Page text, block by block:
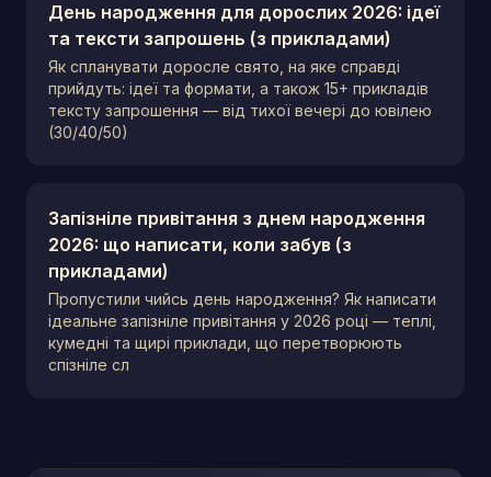
День народження для дорослих 2026: ідеї
та тексти запрошень (з прикладами)
Як спланувати доросле свято, на яке справді
прийдуть: ідеї та формати, а також 15+ прикладів
тексту запрошення — від тихої вечері до ювілею
(30/40/50)
Запізніле привітання з днем народження
2026: що написати, коли забув (з
прикладами)
Пропустили чийсь день народження? Як написати
ідеальне запізніле привітання у 2026 році — теплі,
кумедні та щирі приклади, що перетворюють
спізніле сл